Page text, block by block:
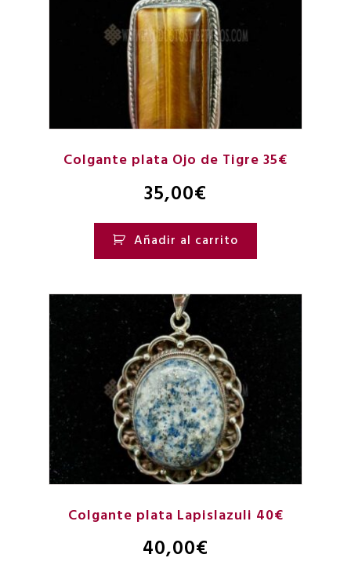
Colgante plata Ojo de Tigre 35€
35,00€
Añadir al carrito
Colgante plata Lapislazuli 40€
40,00€